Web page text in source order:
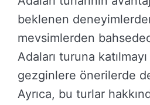
beklenen
mevsimlerden
Adaları turuna
gezginlere önerilerde
Ayrıca, bu turlar